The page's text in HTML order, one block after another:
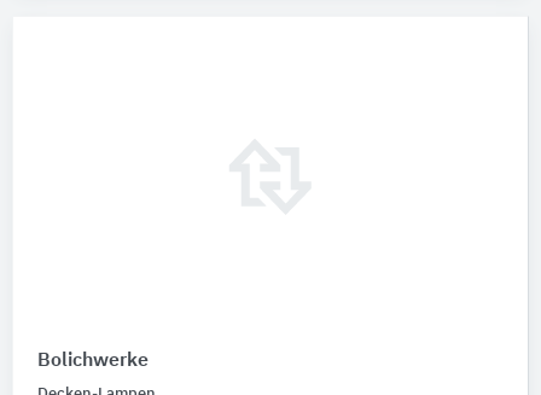
Bolichwerke